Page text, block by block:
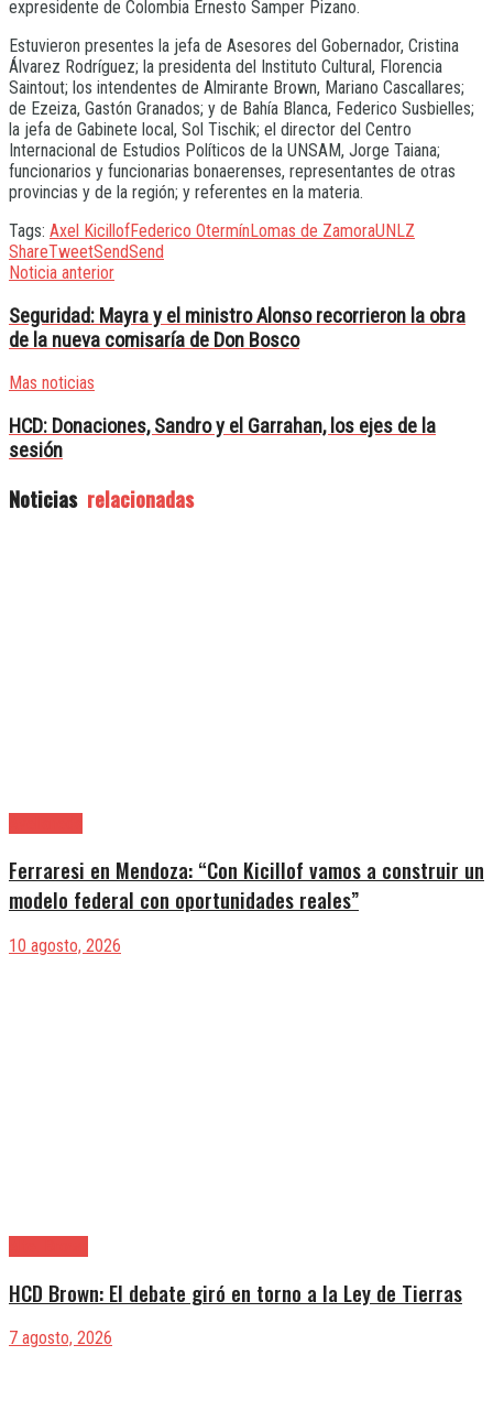
expresidente de Colombia Ernesto Samper Pizano.
Estuvieron presentes la jefa de Asesores del Gobernador, Cristina
Álvarez Rodríguez; la presidenta del Instituto Cultural, Florencia
Saintout; los intendentes de Almirante Brown, Mariano Cascallares;
de Ezeiza, Gastón Granados; y de Bahía Blanca, Federico Susbielles;
la jefa de Gabinete local, Sol Tischik; el director del Centro
Internacional de Estudios Políticos de la UNSAM, Jorge Taiana;
funcionarios y funcionarias bonaerenses, representantes de otras
provincias y de la región; y referentes en la materia.
Tags: Axel KicillofFederico OtermínLomas de ZamoraUNLZ
ShareTweetSendSend
Noticia anterior
Seguridad: Mayra y el ministro Alonso recorrieron la obra
de la nueva comisaría de Don Bosco
Mas noticias
HCD: Donaciones, Sandro y el Garrahan, los ejes de la
sesión
Noticias relacionadas
Ferraresi en Mendoza: “Con Kicillof vamos a construir un
modelo federal con oportunidades reales”
10 agosto, 2026
HCD Brown: El debate giró en torno a la Ley de Tierras
7 agosto, 2026